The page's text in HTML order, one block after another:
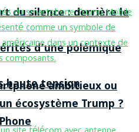
du silence : derrière le
d’une polémique
haute tensionambitieux ou
écosystème Trump ?